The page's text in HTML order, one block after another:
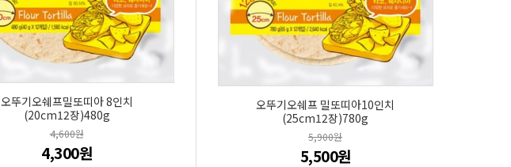
오뚜기오쉐프밀또띠아 8인치
(20cm12장)480g
4,600원
4,300원
오뚜기오쉐프 밀또띠아10인치
(25cm12장)780g
5,900원
5,500원